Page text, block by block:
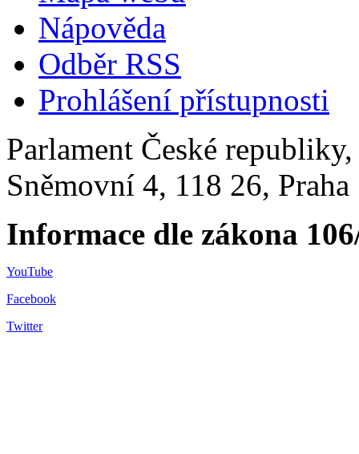
Nápověda
Odběr RSS
Prohlášení přístupnosti
Parlament České
Sněmovní 4, 118 26,
Informace dle zákona
YouTube
Facebook
Twitter